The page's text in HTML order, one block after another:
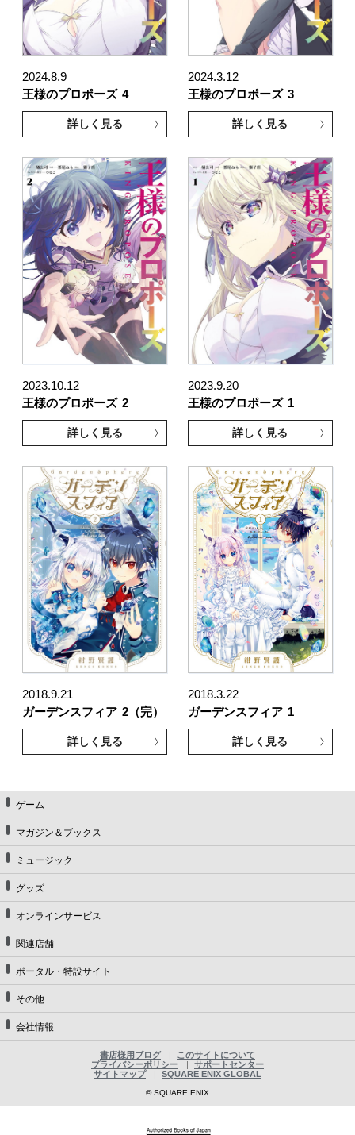
2024.8.9
王様のプロポーズ 4
詳しく見る
2024.3.12
王様のプロポーズ 3
詳しく見る
2023.10.12
王様のプロポーズ 2
詳しく見る
2023.9.20
王様のプロポーズ 1
詳しく見る
2018.9.21
ガーデンスフィア 2（完）
詳しく見る
2018.3.22
ガーデンスフィア 1
詳しく見る
ゲーム
マガジン＆ブックス
ミュージック
グッズ
オンラインサービス
関連店舗
ポータル・特設サイト
その他
会社情報
書店様用ブログ
このサイトについて
プライバシーポリシー
サポートセンター
サイトマップ
SQUARE ENIX GLOBAL
© SQUARE ENIX